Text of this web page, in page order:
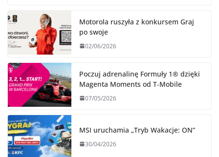
Motorola ruszyła z konkursem Graj
po swoje
02/06/2026
Poczuj adrenalinę Formuły 1® dzięki
Magenta Moments od T‑Mobile
07/05/2026
MSI uruchamia „Tryb Wakacje: ON”
30/04/2026